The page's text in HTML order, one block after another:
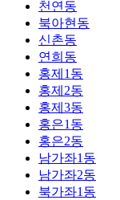
천연동
북아현동
신촌동
연희동
홍제1동
홍제2동
홍제3동
홍은1동
홍은2동
남가좌1동
남가좌2동
북가좌1동